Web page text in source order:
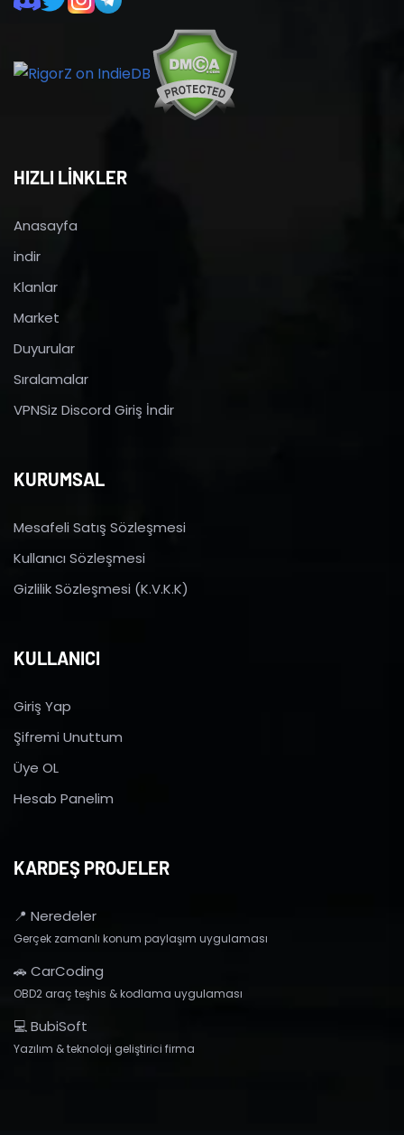
HIZLI LİNKLER
Anasayfa
indir
Klanlar
Market
Duyurular
Sıralamalar
VPNSiz Discord Giriş İndir
KURUMSAL
Mesafeli Satış Sözleşmesi
Kullanıcı Sözleşmesi
Gizlilik Sözleşmesi (K.V.K.K)
KULLANICI
Giriş Yap
Şifremi Unuttum
Üye OL
Hesab Panelim
KARDEŞ PROJELER
📍 Neredeler
Gerçek zamanlı konum paylaşım uygulaması
🚗 CarCoding
OBD2 araç teşhis & kodlama uygulaması
💻 BubiSoft
Yazılım & teknoloji geliştirici firma